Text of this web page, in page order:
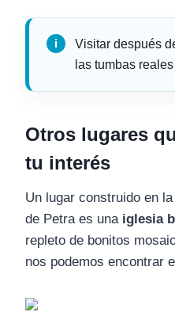
Visitar después
las tumbas
Otros lugares
tu interés
Un lugar construido en
de Petra es una iglesia
repleto de bonitos
nos podemos encontrar